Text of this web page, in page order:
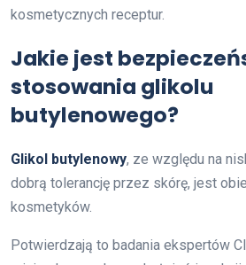
kosmetycznych receptur.
Jakie jest
stosowania glikolu
butylenowego?
Glikol butylenowy, ze względu na
dobrą tolerancję przez skórę, jest
kosmetyków.
Potwierdzają to badania ekspertów